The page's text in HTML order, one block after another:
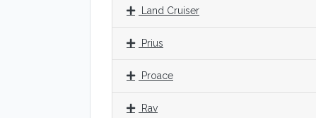
Land Cruiser
Prius
Proace
Rav